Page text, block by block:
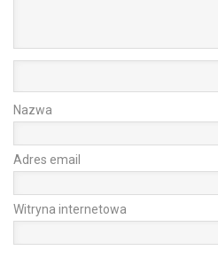
Nazwa
Adres email
Witryna internetowa